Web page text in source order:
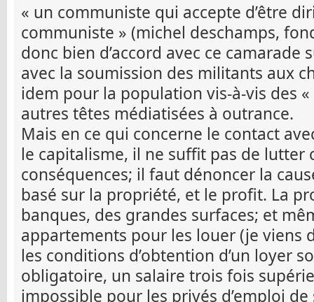
« un communiste qui accepte d’être
communiste » (michel deschamps,
donc bien d’accord avec ce camarade
avec la soumission des militants aux
idem pour la population vis-à-vis des
autres têtes médiatisées à outrance.
Mais en ce qui concerne le contact
le capitalisme, il ne suffit pas de lutter
conséquences; il faut dénoncer la
basé sur la propriété, et le profit. La
banques, des grandes surfaces; et
appartements pour les louer (je viens
les conditions d’obtention d’un loyer
obligatoire, un salaire trois fois
impossible pour les privés d’emploi de